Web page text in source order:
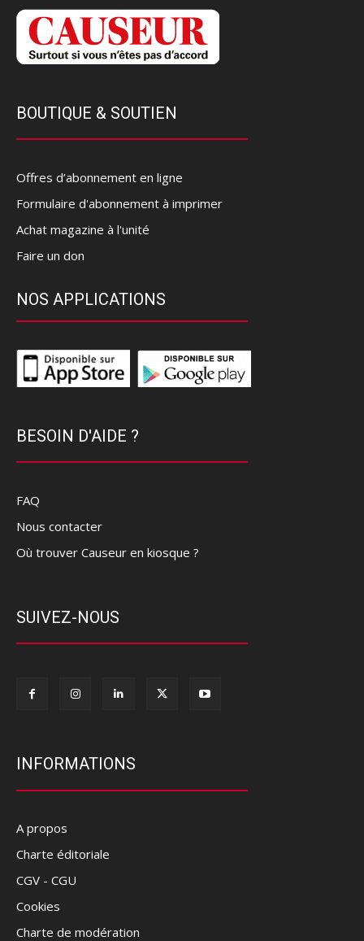
BOUTIQUE & SOUTIEN
Offres d’abonnement en ligne
Formulaire d'abonnement à imprimer
Achat magazine à l'unité
Faire un don
NOS APPLICATIONS
BESOIN D'AIDE ?
FAQ
Nous contacter
Où trouver Causeur en kiosque ?
SUIVEZ-NOUS
INFORMATIONS
A propos
Charte éditoriale
CGV - CGU
Cookies
Charte de modération